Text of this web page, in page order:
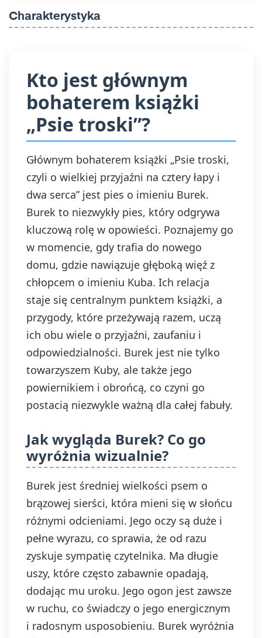
zgody przed jej wycofaniem. Wycofanie zgody
jest możliwe poprzez kontakt z Administratorem
Charakterystyka
Kto jest głównym
bohaterem książki
„Psie troski”?
Głównym bohaterem książki „Psie troski,
czyli o wielkiej przyjaźni na cztery łapy i
dwa serca” jest pies o imieniu Burek.
Burek to niezwykły pies, który odgrywa
kluczową rolę w opowieści. Poznajemy go
w momencie, gdy trafia do nowego
domu, gdzie nawiązuje głęboką więź z
chłopcem o imieniu Kuba. Ich relacja
staje się centralnym punktem książki, a
przygody, które przeżywają razem, uczą
ich obu wiele o przyjaźni, zaufaniu i
odpowiedzialności. Burek jest nie tylko
towarzyszem Kuby, ale także jego
powiernikiem i obrońcą, co czyni go
postacią niezwykle ważną dla całej fabuły.
Jak wygląda Burek? Co go
wyróżnia wizualnie?
Burek jest średniej wielkości psem o
brązowej sierści, która mieni się w słońcu
różnymi odcieniami. Jego oczy są duże i
pełne wyrazu, co sprawia, że od razu
zyskuje sympatię czytelnika. Ma długie
uszy, które często zabawnie opadają,
dodając mu uroku. Jego ogon jest zawsze
w ruchu, co świadczy o jego energicznym
i radosnym usposobieniu. Burek wyróżnia